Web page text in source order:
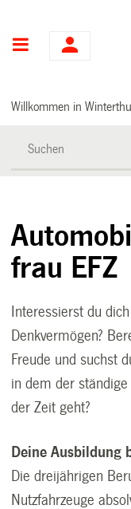
Willkommen in
frau EFZ
Interessierst du
Denkvermögen?
Freude und suchst
in dem der
der Zeit geht?
Deine Ausbildung
Die dreijährigen
Nutzfahrzeuge